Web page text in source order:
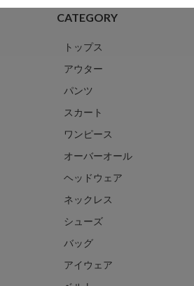
CATEGORY
トップス
アウター
パンツ
スカート
ワンピース
オーバーオール
ヘッドウェア
ネックレス
シューズ
バッグ
アイウェア